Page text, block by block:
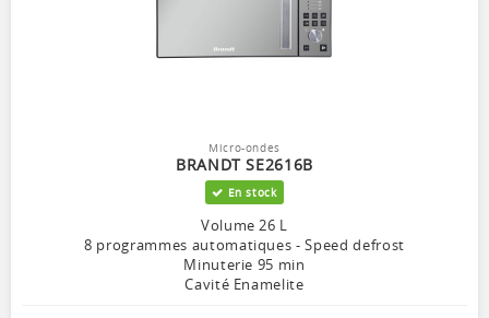
Micro-ondes
BRANDT SE2616B
En stock
Volume 26 L
8 programmes automatiques - Speed defrost
Minuterie 95 min
Cavité Enamelite